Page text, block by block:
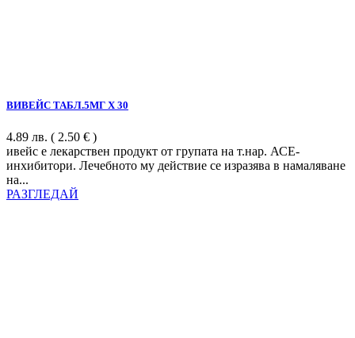
ВИВЕЙС ТАБЛ.5МГ Х 30
4.89 лв. ( 2.50 € )
ивейс е лекарствен продукт от групата на т.нар. АСЕ-
инхибитори. Лечебното му действие се изразява в намаляване
на...
РАЗГЛЕДАЙ